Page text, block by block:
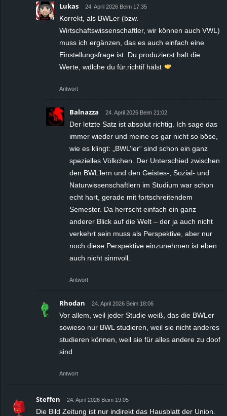
Lukas 24. April 2026 Beim 17:35
Korrekt, als BWLer (bzw.
Wirtschaftswissenschaftler, wir können auch VWL)
muss ich ergänzen, das es auch einfach eine
Einstellungsfrage ist. Du produzierst halt die
Werte, wdlche du für.richtif hälst
Antwort
Balnazza 24. April 2026 Beim 21:02
Der letzte Satz ist absolut richtig. Ich sage das
immer wieder und meine es gar nicht so böse,
wie es klingt: „BWL’ler“ sind schon ein ganz
spezielles Völkchen. Der Unterschied zwischen
den BWL’lern und den Geistes-, Sozial- und
Naturwissenschaftlern im Studium war schon
echt hart, gerade mit fortschreitendem
Semester. Da herrscht einfach ein ganz
anderer Blick auf die Welt – der ja auch nicht
verkehrt sein muss als Perspektive, aber nur
noch diese Perspektive einzunehmen ist eben
auch nicht sinnvoll.
Antwort
Rhodan 24. April 2026 Beim 18:06
Vor allem, weil jeder Studie weiß, das die BWLer
sowieso nur BWL studieren, weil sie nicht anderes
studieren können, weil sie für alles andere zu doof
sind.
Antwort
Steffen 24. April 2026 Beim 19:05
Die Bild Zeitung ist nur indirekt das Hausblatt der Union.